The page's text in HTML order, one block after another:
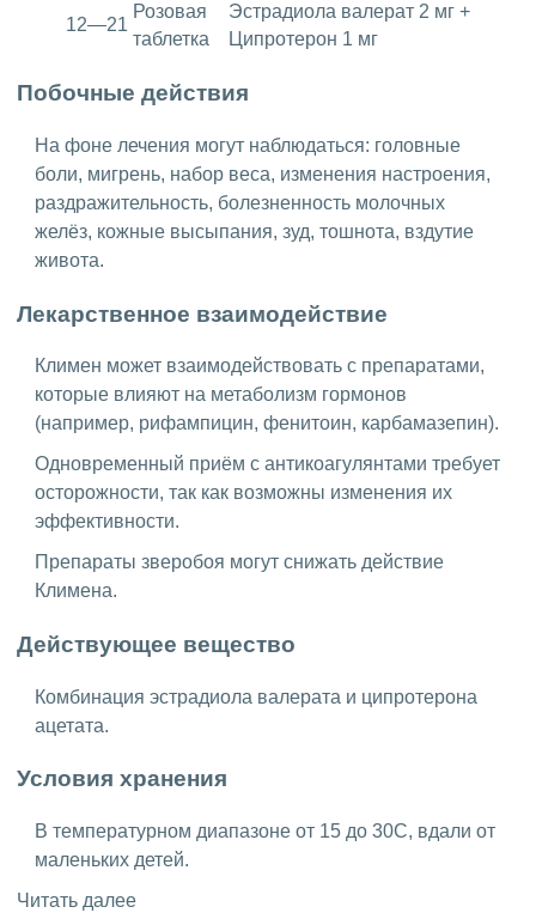
12—21
Розовая
таблетка
Эстрадиола валерат 2 мг +
Ципротерон 1 мг
Побочные действия
На фоне лечения могут наблюдаться: головные
боли, мигрень, набор веса, изменения настроения,
раздражительность, болезненность молочных
желёз, кожные высыпания, зуд, тошнота, вздутие
живота.
Лекарственное взаимодействие
Климен может взаимодействовать с препаратами,
которые влияют на метаболизм гормонов
(например, рифампицин, фенитоин, карбамазепин).
Одновременный приём с антикоагулянтами требует
осторожности, так как возможны изменения их
эффективности.
Препараты зверобоя могут снижать действие
Климена.
Действующее вещество
Комбинация эстрадиола валерата и ципротерона
ацетата.
Условия хранения
В температурном диапазоне от 15 до 30C, вдали от
маленьких детей.
Читать далее